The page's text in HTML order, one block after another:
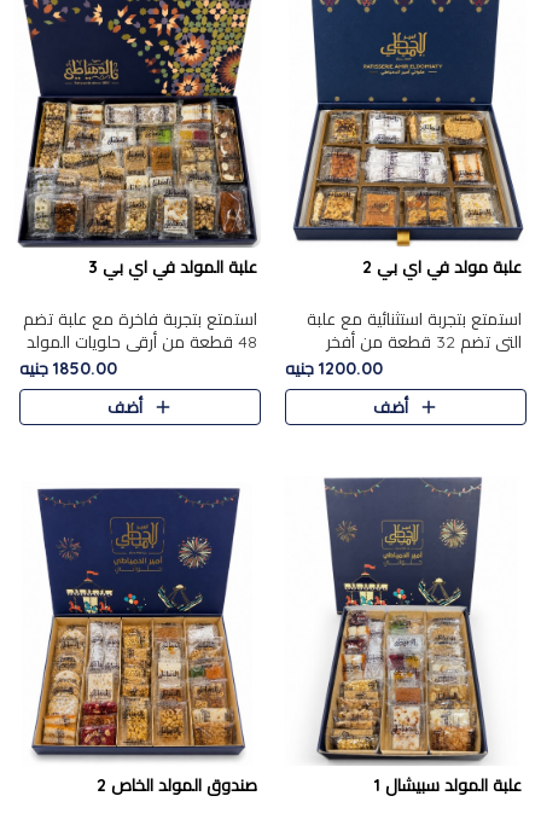
علبة مولد في اي بي 2
استمتع بتجربة استثنائية مع علبة
التي تضم 32 قطعة من أفخر
حلويات المولد الشرقية، في تشكيلة
تجمع بين الأصالة والاختيارات
الفاخرة. تحتوي العلبة..
1200.00 جنيه
أضف
علبة المولد في اي بي 3
استمتع بتجربة فاخرة مع علبة تضم
48 قطعة من أرقى حلويات المولد
الشرقية، في تشكيلة تجمع بين
الأصناف التقليدية الفاخرة والاختيارات
1850.00 جنيه
أضف
علبة المولد سبيشال 1 صندوق المولد الخاص 2